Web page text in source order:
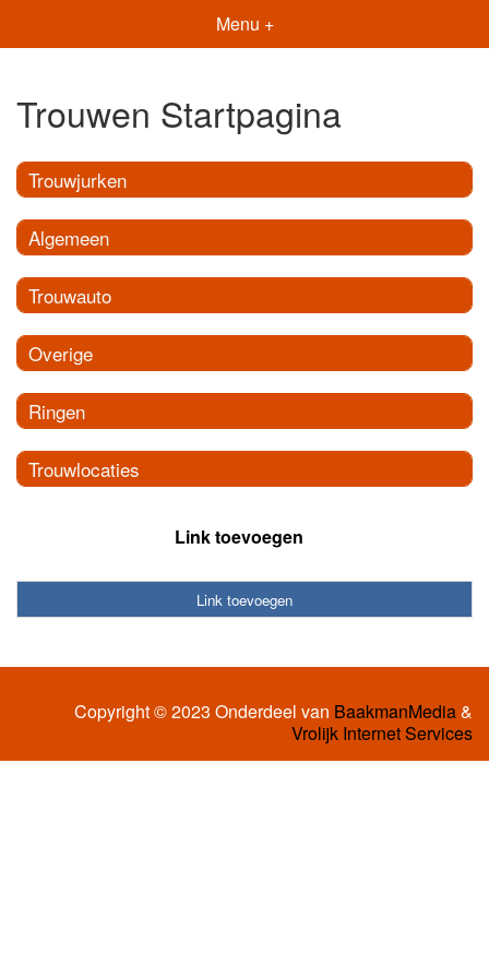
Menu +
Trouwen Startpagina
Trouwjurken
Algemeen
Trouwauto
Overige
Ringen
Trouwlocaties
Link toevoegen
Link toevoegen
Copyright © 2023 Onderdeel van BaakmanMedia&
Vrolijk Internet Services